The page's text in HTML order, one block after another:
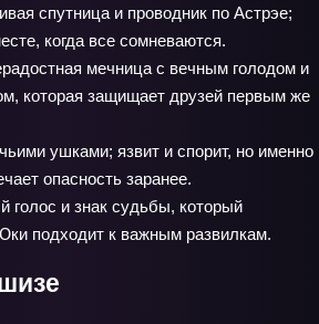
спутница и проводник по Астрэе;
когда все сомневаются.
мечница с вечным голодом и
которая защищает друзей первым же
ушками; язвит и спорит, но именно
опасность заранее.
голос и знак судьбы, который
подходит к важным развилкам.